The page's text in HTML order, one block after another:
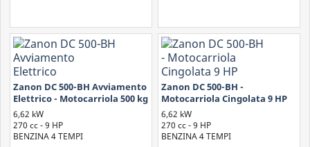
Zanon DC 500-BH Avviamento
Elettrico - Motocarriola 500 kg
6,62 kW
270 cc - 9 HP
BENZINA 4 TEMPI
Zanon DC 500-BH -
Motocarriola Cingolata 9 HP
6,62 kW
270 cc - 9 HP
BENZINA 4 TEMPI